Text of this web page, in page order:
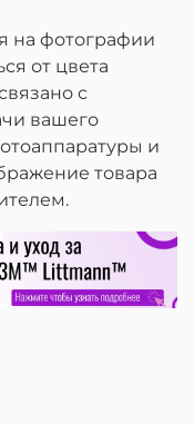
на фотографии
от цвета
с
вашего
и
товара